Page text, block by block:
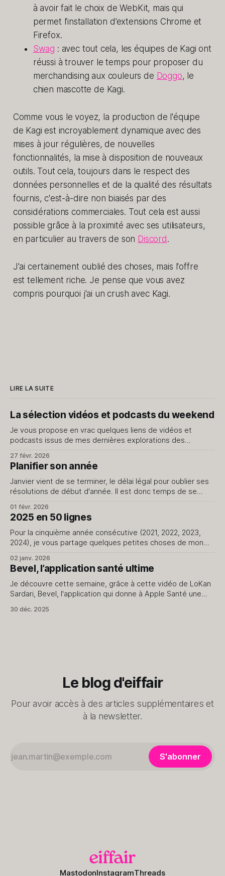
à avoir fait le choix de WebKit, mais qui
permet l’installation d’extensions Chrome et
Firefox.
Swag : avec tout cela, les équipes de Kagi ont
réussi à trouver le temps pour proposer du
merchandising aux couleurs de Doggo, le
chien mascotte de Kagi.
Comme vous le voyez, la production de l'équipe
de Kagi est incroyablement dynamique avec des
mises à jour régulières, de nouvelles
fonctionnalités, la mise à disposition de nouveaux
outils. Tout cela, toujours dans le respect des
données personnelles et de la qualité des résultats
fournis, c'est-à-dire non biaisés par des
considérations commerciales. Tout cela est aussi
possible grâce à la proximité avec ses utilisateurs,
en particulier au travers de son Discord.
J'ai certainement oublié des choses, mais l'offre
est tellement riche. Je pense que vous avez
compris pourquoi j'ai un crush avec Kagi.
LIRE LA SUITE
La sélection vidéos et podcasts du weekend
Je vous propose en vrac quelques liens de vidéos et
podcasts issus de mes dernières explorations des
J'avais fait cet exercice il y a quelque temps, dites-moi si
27 févr. 2026
Planifier son année
Janvier vient de se terminer, le délai légal pour oublier ses
résolutions de début d'année. Il est donc temps de se
jour de l'an qui ne passent pas le cap du 15. Le début d'
01 févr. 2026
2025 en 50 lignes
Pour la cinquième année consécutive (2021, 2022, 2023,
2024), je vous partage quelques petites choses de mon
contenus pour le blog et le podcast. 2. J'avais prévu
2500km à vélo cette année, je n&
02 janv. 2026
Bevel, l’application santé ultime
Je découvre cette semaine, grâce à cette vidéo de LoKan
Sardari, Bevel, l'application qui donne à Apple Santé une
compris, exclusivement dédiée au monde Apple, elle utilise
30 déc. 2025
Le blog d'eiffair
Pour avoir accès à des articles supplémentaires et
à la newsletter.
S'abonner
MastodonInstagramThreads